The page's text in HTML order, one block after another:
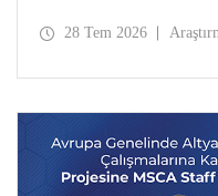
programı Y
28 Tem 2026